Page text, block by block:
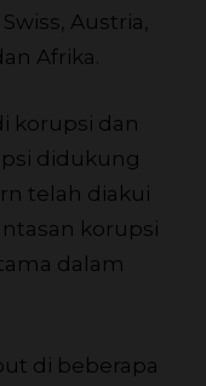
Austria,
Afrika.
korupsi dan
didukung
telah diakui
korupsi
dalam
di beberapa